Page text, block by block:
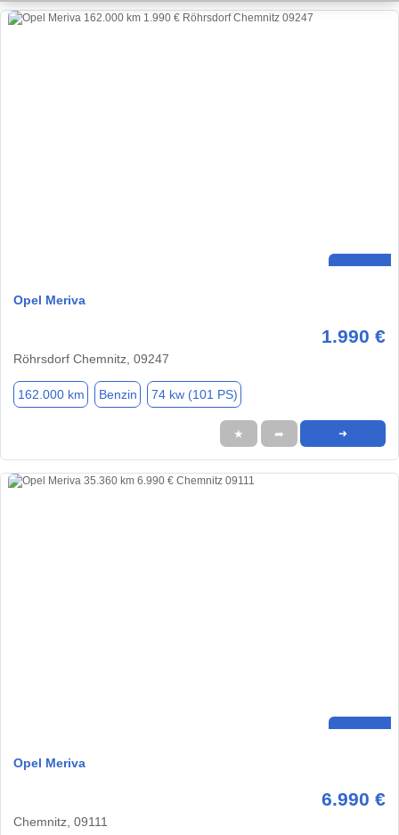
Opel Meriva
1.990 €
Röhrsdorf Chemnitz, 09247
162.000 km Benzin 74 kw (101 PS)
★ ➦ ➜
Opel Meriva
6.990 €
Chemnitz, 09111